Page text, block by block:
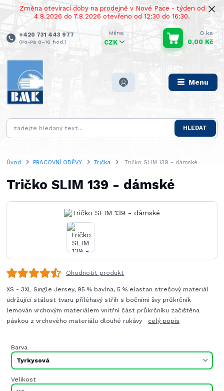
Změna otevírací doby na prodejně v Nové Pace - týden od
4.8.2026 do 7.8.2026 otevřeno od 12:30 do 16:30.
Menu
CZK
HLEDAT
+420 731 443 977
(Po-Pá 8–16 hod.)
0 ks
0,00 Kč
Úvod PRACOVNÍ ODĚVY Trička Tričko SLIM 139 - dámské
Tričko SLIM 139 - dámské
Ohodnotit produkt
XS - 3XL Single Jersey, 95 % bavlna, 5 % elastan strečový materiál
udržující stálost tvaru přiléhavý střih s bočními švy průkrčník
lemován vrchovým materiálem vnitřní část průkrčníku začištěna
páskou z vrchového materiálu dlouhé rukávy celý popis
Barva
Velikost